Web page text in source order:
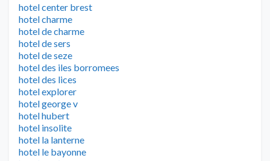
hotel center brest
hotel charme
hotel de charme
hotel de sers
hotel de seze
hotel des iles borromees
hotel des lices
hotel explorer
hotel george v
hotel hubert
hotel insolite
hotel la lanterne
hotel le bayonne